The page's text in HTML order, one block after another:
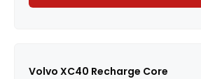
Volvo XC40 Recharge Core